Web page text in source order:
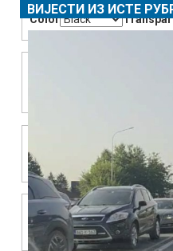
Color
Text Edge Style
ВИЈЕСТИ ИЗ ИСТЕ